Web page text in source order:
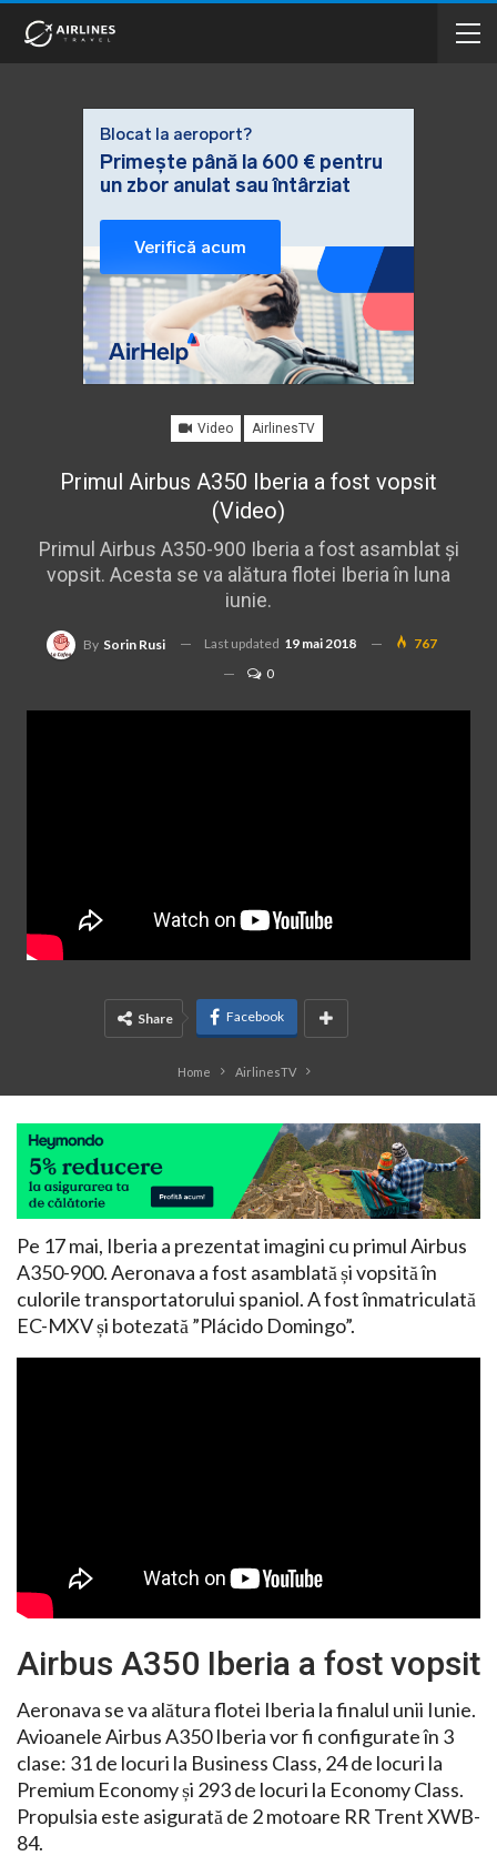
Video AirlinesTV
Primul Airbus A350 Iberia a fost vopsit
(Video)
Primul Airbus A350-900 Iberia a fost asamblat și
vopsit. Acesta se va alătura flotei Iberia în luna
iunie.
By Sorin Rusi Last updated 19 mai 2018
767
0
Share Facebook
Home AirlinesTV
Pe 17 mai, Iberia a prezentat imagini cu primul Airbus
A350-900. Aeronava a fost asamblată și vopsită în
culorile transportatorului spaniol. A fost înmatriculată
EC-MXV și botezată ”Plácido Domingo”.
Airbus A350 Iberia a fost vopsit
Aeronava se va alătura flotei Iberia la finalul unii Iunie.
Avioanele Airbus A350 Iberia vor fi configurate în 3
clase: 31 de locuri la Business Class, 24 de locuri la
Premium Economy și 293 de locuri la Economy Class.
Propulsia este asigurată de 2 motoare RR Trent XWB-
84.